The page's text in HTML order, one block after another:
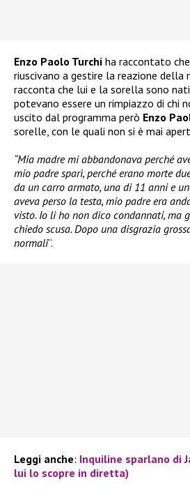
Enzo Paolo Turchi ha raccontato
riuscivano a gestire la reazione della
racconta che lui e la sorella sono
potevano essere un rimpiazzo di chi
uscito dal programma però Enzo
sorelle, con le quali non si è mai
“Mia madre mi abbandonava perché
mio padre sparì, perché erano morte
da un carro armato, una di 11 anni e
aveva perso la testa, mio padre era
visto. Io li ho non dico condannati, ma
chiedo scusa. Dopo una disgrazia
normali“.
Leggi anche: Inquiline sparlano di
lui lo scopre in diretta)